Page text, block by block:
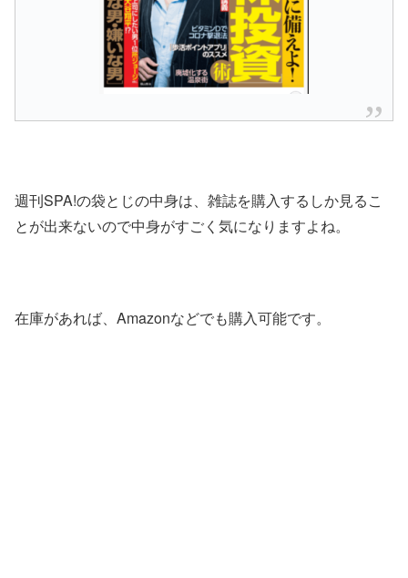
週刊SPA!の袋とじの中身は、雑誌を購入するしか見るこ
とが出来ないので中身がすごく気になりますよね。
在庫があれば、Amazonなどでも購入可能です。